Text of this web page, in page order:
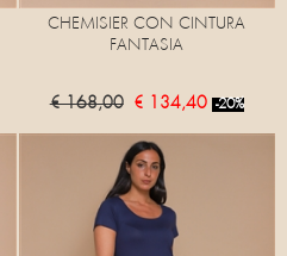
CHEMISIER CON CINTURA
FANTASIA
€ 168,00 € 134,40 -20%